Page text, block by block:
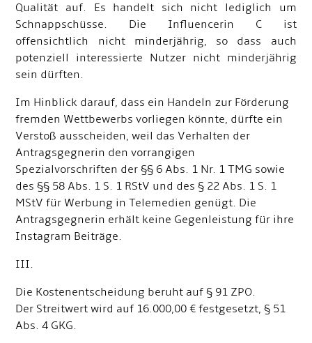
Qualität auf. Es handelt sich nicht lediglich um
Schnappschüsse. Die Influencerin C ist
offensichtlich nicht minderjährig, so dass auch
potenziell interessierte Nutzer nicht minderjährig
sein dürften.
Im Hinblick darauf, dass ein Handeln zur Förderung
fremden Wettbewerbs vorliegen könnte, dürfte ein
Verstoß ausscheiden, weil das Verhalten der
Antragsgegnerin den vorrangigen
Spezialvorschriften der §§ 6 Abs. 1 Nr. 1 TMG sowie
des §§ 58 Abs. 1 S. 1 RStV und des § 22 Abs. 1 S. 1
MStV für Werbung in Telemedien genügt. Die
Antragsgegnerin erhält keine Gegenleistung für ihre
Instagram Beiträge.
III.
Die Kostenentscheidung beruht auf § 91 ZPO.
Der Streitwert wird auf 16.000,00 € festgesetzt, § 51
Abs. 4 GKG.